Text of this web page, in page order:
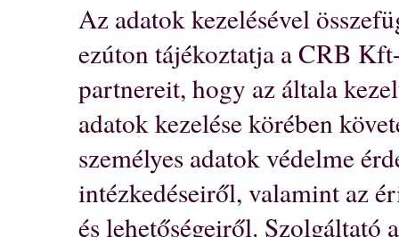
GUMI
SZALAG,
MŰANYAG
Az adatok kezelésével
ezúton tájékoztatja a CRB
partnereit, hogy az általa
adatok kezelése körében
személyes adatok védelme
intézkedéseiről, valamint az
és lehetőségeiről. Szolgáltató